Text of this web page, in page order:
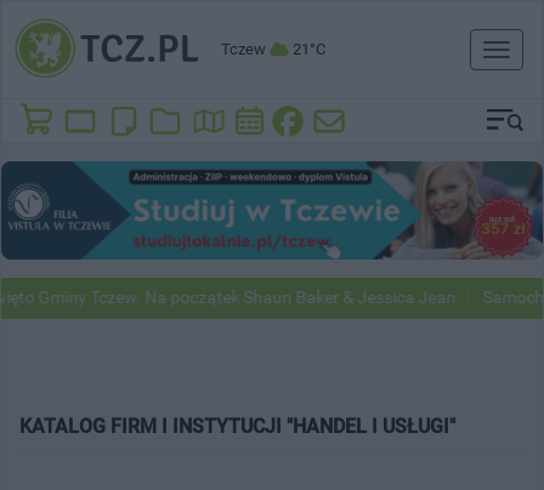
Tczew 21°C
Toggle
Tczew. Na początek Shaun Baker & Jessica Jean Samochody
KATALOG FIRM I INSTYTUCJI "HANDEL I USŁUGI"